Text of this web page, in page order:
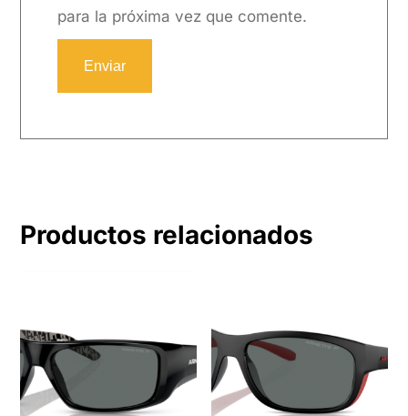
para la próxima vez que comente.
Productos relacionados